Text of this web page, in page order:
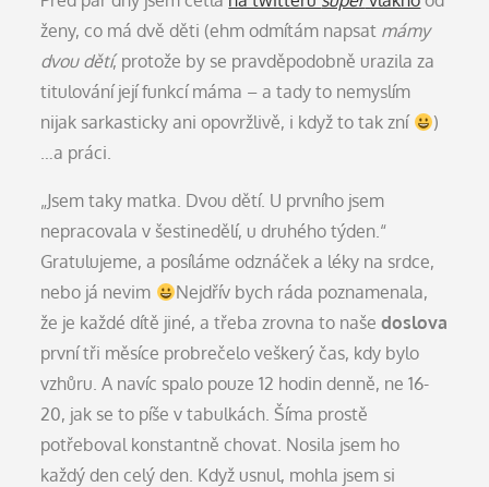
ženy, co má dvě děti (ehm odmítám napsat mámy
dvou dětí, protože by se pravděpodobně urazila za
titulování její funkcí máma – a tady to nemyslím
nijak sarkasticky ani opovržlivě, i když to tak zní
)
…a práci.
„Jsem taky matka. Dvou dětí. U prvního jsem
nepracovala v šestinedělí, u druhého týden.“
Gratulujeme, a posíláme odznáček a léky na srdce,
nebo já nevim
Nejdřív bych ráda poznamenala,
že je každé dítě jiné, a třeba zrovna to našedoslova
první tři měsíce probrečelo veškerý čas, kdy bylo
vzhůru. A navíc spalo pouze 12 hodin denně, ne 16-
20, jak se to píše v tabulkách. Šíma prostě
potřeboval konstantně chovat. Nosila jsem ho
každý den celý den. Když usnul, mohla jsem si